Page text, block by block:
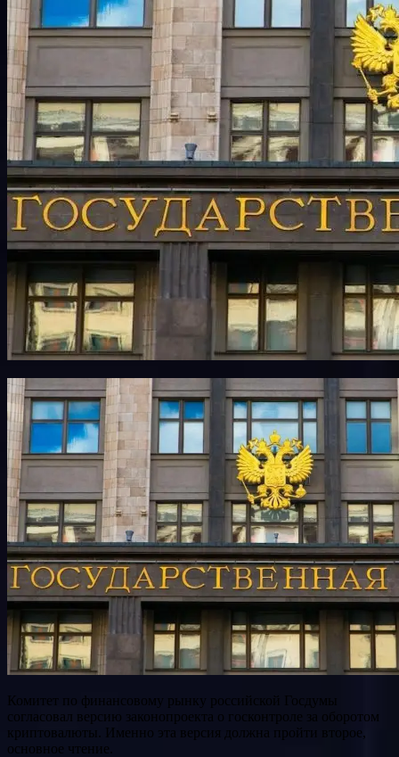
Комитет по финансовому рынку российской Госдумы
согласовал версию законопроекта о госконтроле за оборотом
криптовалюты. Именно эта версия должна пройти второе,
основное чтение.